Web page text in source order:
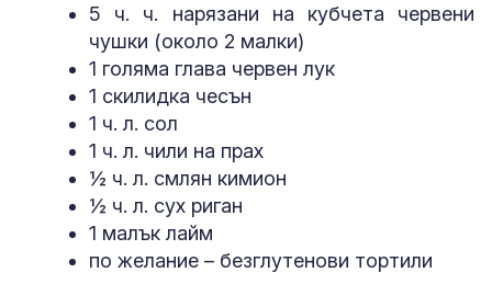
5 ч. ч. нарязани на кубчета червени
чушки (около 2 малки)
1 голяма глава червен лук
1 скилидка чесън
1 ч. л. сол
1 ч. л. чили на прах
½ ч. л. смлян кимион
½ ч. л. сух риган
1 малък лайм
по желание – безглутенови тортили